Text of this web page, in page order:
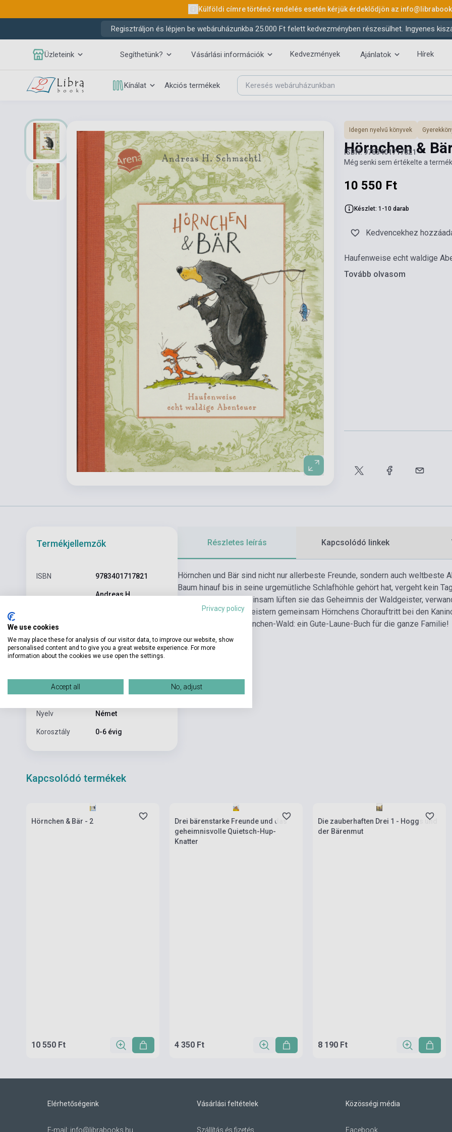
Külföldi címre történő rendelés esetén kérjük érdeklődjön az
Regisztráljon és lépjen be webáruházunkba 25.000 Ft felett kedvezményben részesülhet. Ingyenes
Üzleteink Segíthetünk? Vásárlási információk Kedvezmények Ajánlatok Hírek
Kínálat Akciós termékek
Idegen nyelvű könyvek
Hörnchen &
ISBN: 9783401717821
Még senki sem értékelte a
10 550 Ft
Készlet: 1-10 darab
Kedvencekhez
Haufenweise echt waldige
Tovább olvasom
Termékjellemzők
ISBN 9783401717821
Andreas H.
Oldalszám
Kötés Keménykötés
Kiadó ARENA VERLAG
Formátum Könyv
Nyelv Német
Korosztály 0-6 évig
Részletes leírás Kapcsolódó linkek
Hörnchen und Bär sind nicht nur allerbeste Freunde, sondern auch weltbeste
Baum hinauf bis in seine urgemütliche Schlafhöhle gehört hat, vergeht kein
noch viel mehr: Gemeinsam lüften sie das Geheimnis der Waldgeister,
Badetag am Fluss, meistern gemeinsam Hörnchens Chorauftritt bei den
Alltag, rein in den Hörnchen-Wald: ein Gute-Laune-Buch für die ganze Familie!
Kapcsolódó termékek
Hörnchen & Bär - 2
10 550 Ft
Drei bärenstarke Freunde und das
geheimnisvolle Quietsch-Hup-
Knatter
4 350 Ft
Die zauberhaften Drei 1 - Hoggs und
der Bärenmut
8 190 Ft
Elérhetőségeink
E-mail: info@librabooks.hu
Vásárlási feltételek
Szállítás és fizetés
Közösségi média
Facebook
Privacy policy
We use cookies
We may place these for analysis of our visitor data, to improve our website, show
personalised content and to give you a great website experience. For more
information about the cookies we use open the settings.
Accept all No, adjust